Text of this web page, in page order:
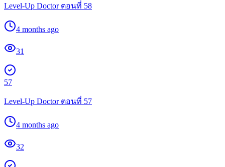
Level-Up Doctor ตอนที่ 58
4 months ago
31
57
Level-Up Doctor ตอนที่ 57
4 months ago
32